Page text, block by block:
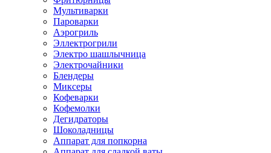
Мультиварки
Пароварки
Аэрогриль
Эллектрогрили
Электро шашлычница
Электрочайники
Блендеры
Миксеры
Кофеварки
Кофемолки
Дегидраторы
Шоколадницы
Аппарат для попкорна